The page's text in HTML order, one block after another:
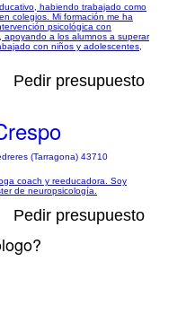
habiendo trabajado como
colegios. Mi formación me ha
psicológica con
a los alumnos a superar
con niños y adolescentes,
Pedir presupuesto
(Tarragona) 43710
coach y reeducadora. Soy
de neuropsicología.
Pedir presupuesto